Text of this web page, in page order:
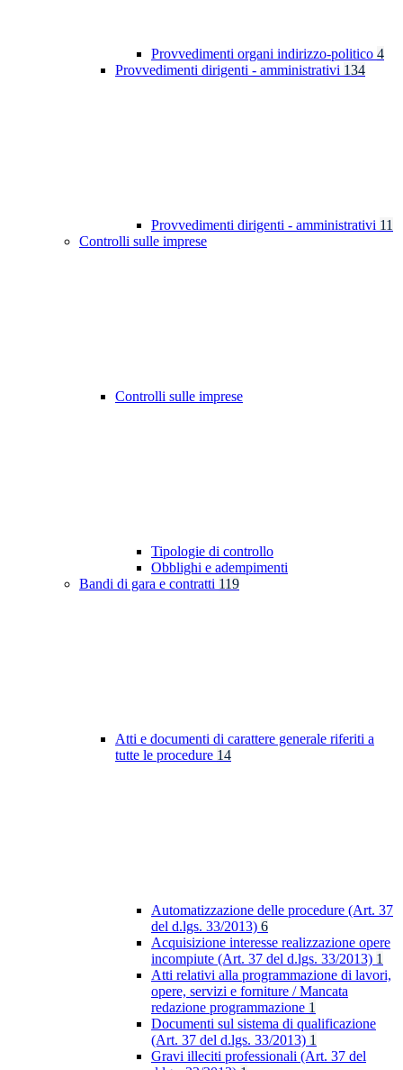
Provvedimenti organi indirizzo-politico 4
Provvedimenti dirigenti - amministrativi 134
Provvedimenti dirigenti - amministrativi 11
Controlli sulle imprese
Controlli sulle imprese
Tipologie di controllo
Obblighi e adempimenti
Bandi di gara e contratti 119
Atti e documenti di carattere generale riferiti a
tutte le procedure 14
Automatizzazione delle procedure (Art. 37
del d.lgs. 33/2013) 6
Acquisizione interesse realizzazione opere
incompiute (Art. 37 del d.lgs. 33/2013) 1
Atti relativi alla programmazione di lavori,
opere, servizi e forniture / Mancata
redazione programmazione 1
Documenti sul sistema di qualificazione
(Art. 37 del d.lgs. 33/2013) 1
Gravi illeciti professionali (Art. 37 del